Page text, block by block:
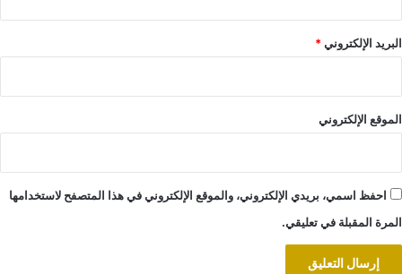
البريد الإلكتروني*
الموقع الإلكتروني
احفظ اسمي، بريدي الإلكتروني، والموقع الإلكتروني في هذا المتصفح لاستخدامها
المرة المقبلة في تعليقي.